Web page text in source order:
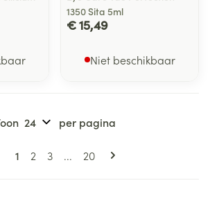
1350 Sita 5ml
€ 15,49
Niet beschikbaar
Pagina's
U lees momenteel pagina
1 Pagina
2 Pagina
3 ... Pagina
20
per pagina